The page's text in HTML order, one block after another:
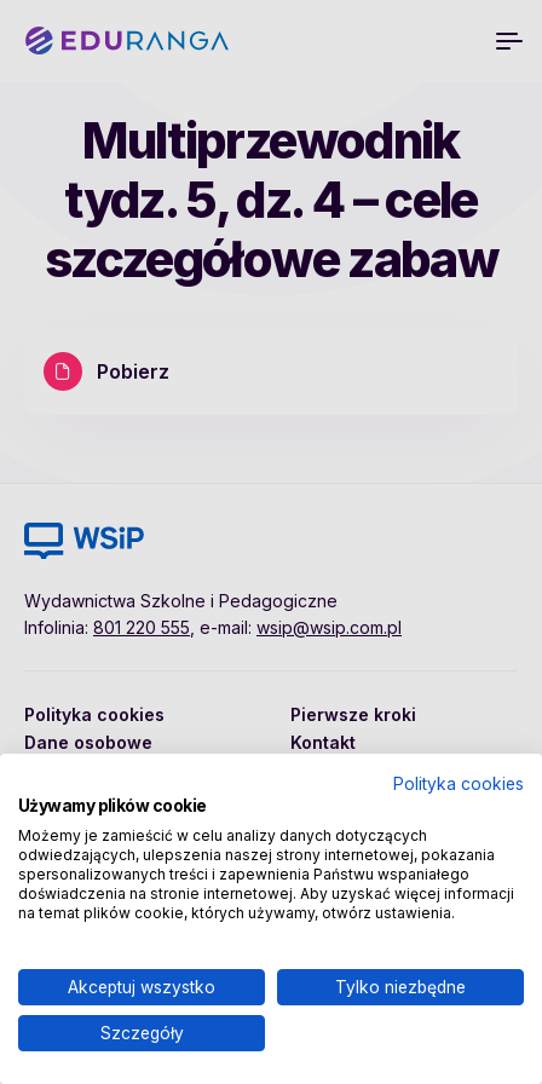
Multiprzewodnik
tydz. 5, dz. 4 – cele
szczegółowe zabaw
Pobierz
Wydawnictwa Szkolne i Pedagogiczne
Infolinia: 801 220 555 , e-mail: wsip@wsip.com.pl
Polityka cookies
Dane osobowe
Pierwsze kroki
Kontakt
Copyright © 2026 Wydawnictwa Szkolne i Pedagogiczne
Spółka Akcyjna
Polityka cookies
Używamy plików cookie
Możemy je zamieścić w celu analizy danych dotyczących
odwiedzających, ulepszenia naszej strony internetowej, pokazania
spersonalizowanych treści i zapewnienia Państwu wspaniałego
doświadczenia na stronie internetowej. Aby uzyskać więcej informacji
na temat plików cookie, których używamy, otwórz ustawienia.
Akceptuj wszystko Tylko niezbędne
Szczegóły